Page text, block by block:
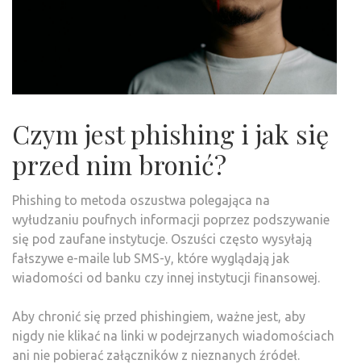
Czym jest phishing i jak się
przed nim bronić?
Phishing to metoda oszustwa polegająca na
wyłudzaniu poufnych informacji poprzez podszywanie
się pod zaufane instytucje. Oszuści często wysyłają
fałszywe e-maile lub SMS-y, które wyglądają jak
wiadomości od banku czy innej instytucji finansowej.
Aby chronić się przed phishingiem, ważne jest, aby
nigdy nie klikać na linki w podejrzanych wiadomościach
ani nie pobierać załączników z nieznanych źródeł.